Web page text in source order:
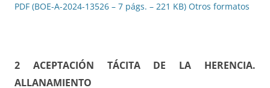
PDF (BOE-A-2024-13526 – 7 págs. – 221 KB) Otros formatos
2 ACEPTACIÓN TÁCITA DE LA HERENCIA.
ALLANAMIENTO